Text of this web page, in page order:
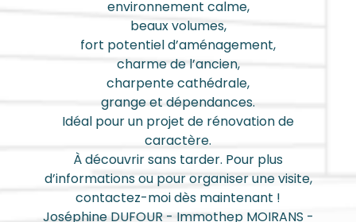
environnement calme,
beaux volumes,
fort potentiel d’aménagement,
charme de l’ancien,
charpente cathédrale,
grange et dépendances.
Idéal pour un projet de rénovation de
caractère.
À découvrir sans tarder. Pour plus
d’informations ou pour organiser une visite,
contactez-moi dès maintenant !
Joséphine DUFOUR - Immothep MOIRANS -